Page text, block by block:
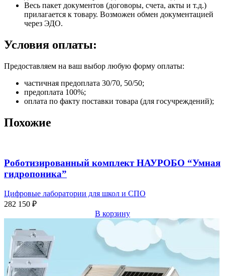
Весь пакет документов (договоры, счета, акты и т.д.)
прилагается к товару. Возможен обмен документацией
через ЭДО.
Условия оплаты:
Предоставляем на ваш выбор любую форму оплаты:
частичная предоплата 30/70, 50/50;
предоплата 100%;
оплата по факту поставки товара (для госучреждений);
Похожие
Роботизированный комплект НАУРОБО “Умная
гидропоника”
Цифровые лаборатории для школ и СПО
282 150 ₽
В корзину